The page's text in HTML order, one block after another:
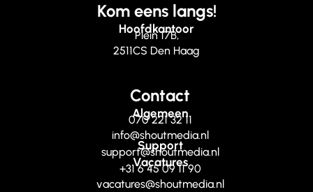
Kom eens langs!
Hoofdkantoor
Plein 17B,
2511CS Den Haag
Contact
Algemeen
070 221 32 11
info@shoutmedia.nl
Support
support@shoutmedia.nl
Vacatures
+31 6 45 09 11 90
vacatures@shoutmedia.nl